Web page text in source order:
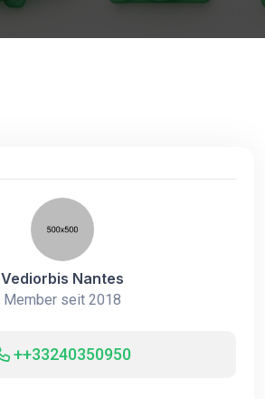
Vediorbis Nantes
Member seit 2018
++33240350950